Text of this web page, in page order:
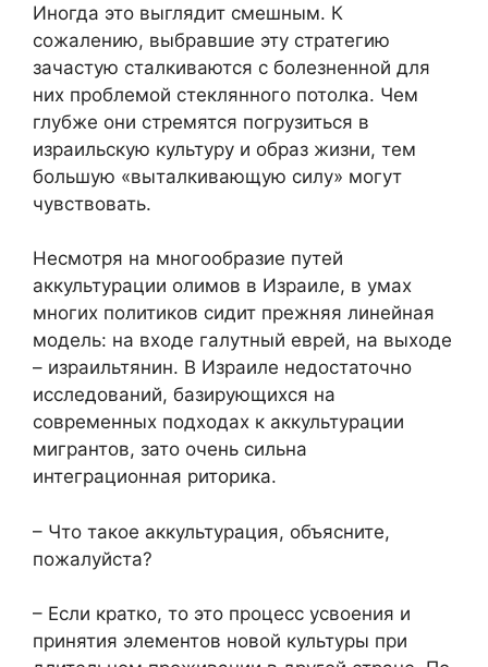
Иногда это выглядит смешным. К
сожалению, выбравшие эту стратегию
зачастую сталкиваются с болезненной для
них проблемой стеклянного потолка. Чем
глубже они стремятся погрузиться в
израильскую культуру и образ жизни, тем
большую «выталкивающую силу» могут
чувствовать.
Несмотря на многообразие путей
аккультурации олимов в Израиле, в умах
многих политиков сидит прежняя линейная
модель: на входе галутный еврей, на выходе
– израильтянин. В Израиле недостаточно
исследований, базирующихся на
современных подходах к аккультурации
мигрантов, зато очень сильна
интеграционная риторика.
– Что такое аккультурация, объясните,
пожалуйста?
– Если кратко, то это процесс усвоения и
принятия элементов новой культуры при